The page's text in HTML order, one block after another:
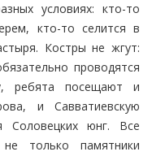
условиях: кто-то
кто-то селится в
Костры не жгут:
проводятся
ребята посещают и
и Савватиевскую
Соловецких юнг. Все
не только памятники